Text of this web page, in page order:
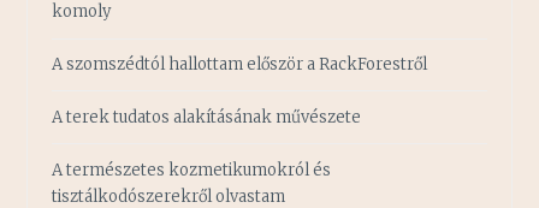
komoly
A szomszédtól hallottam először a RackForestről
A terek tudatos alakításának művészete
A természetes kozmetikumokról és
tisztálkodószerekről olvastam